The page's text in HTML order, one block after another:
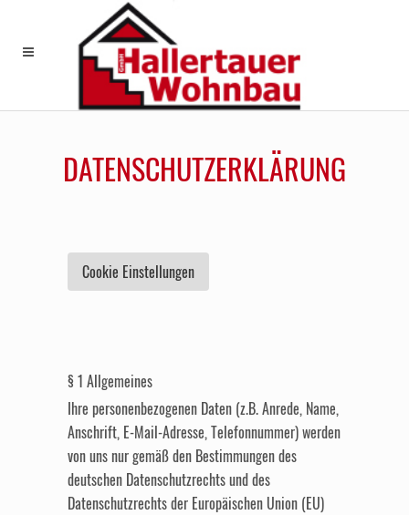
DATENSCHUTZERKLÄRUNG
Cookie Einstellungen
§ 1 Allgemeines
Ihre personenbezogenen Daten (z.B. Anrede, Name,
Anschrift, E-Mail-Adresse, Telefonnummer) werden
von uns nur gemäß den Bestimmungen des
deutschen Datenschutzrechts und des
Datenschutzrechts der Europäischen Union (EU)